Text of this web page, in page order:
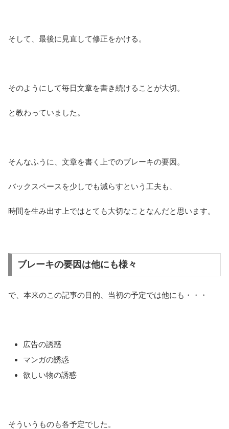
そして、最後に見直して修正をかける。
そのようにして毎日文章を書き続けることが大切。
と教わっていました。
そんなふうに、文章を書く上でのブレーキの要因。
バックスペースを少しでも減らすという工夫も、
時間を生み出す上ではとても大切なことなんだと思います。
ブレーキの要因は他にも様々
で、本来のこの記事の目的、当初の予定では他にも・・・
広告の誘惑
マンガの誘惑
欲しい物の誘惑
そういうものも各予定でした。